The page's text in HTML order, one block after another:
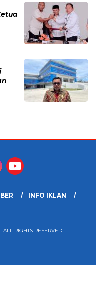
INFO IKLAN
RIGHTS RESERVED